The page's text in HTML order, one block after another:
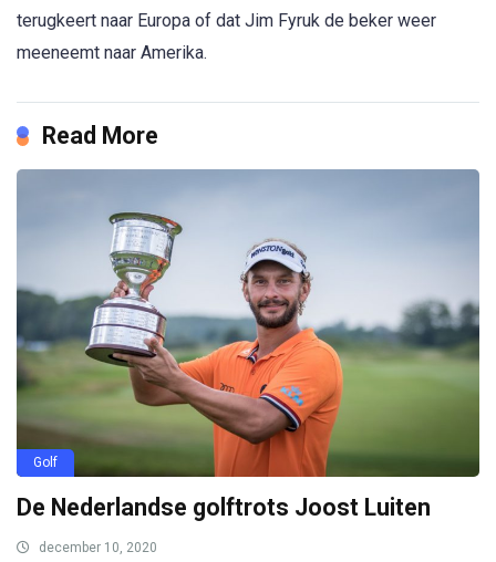
terugkeert naar Europa of dat Jim Fyruk de beker weer
meeneemt naar Amerika.
Read More
Golf
De Nederlandse golftrots Joost Luiten
december 10, 2020